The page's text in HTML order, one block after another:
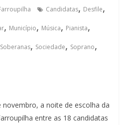
Candidatas, Desfile,
, Município, Música, Pianista,
Soberanas, Sociedade, Soprano,
novembro, a noite de escolha da
entre as 18 candidatas